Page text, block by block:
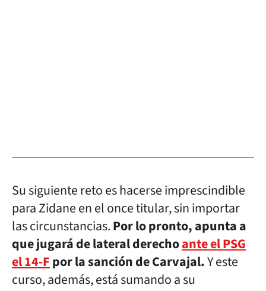
Su siguiente reto es hacerse imprescindible
para Zidane en el once titular, sin importar
las circunstancias.Por lo pronto, apunta a
que jugará de lateral derechoante el PSG
el 14-Fpor la sanción de Carvajal.Y este
curso, además, está sumando a su